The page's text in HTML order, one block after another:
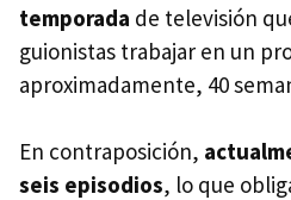
temporada de televisión
guionistas trabajar en un
aproximadamente, 40
En contraposición,
seis episodios, lo que